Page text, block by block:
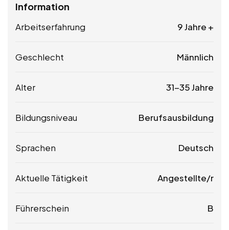
Information
Arbeitserfahrung 9 Jahre +
Geschlecht Männlich
Alter 31-35 Jahre
Bildungsniveau Berufsausbildung
Sprachen Deutsch
Aktuelle Tätigkeit Angestellte/r
Führerschein B